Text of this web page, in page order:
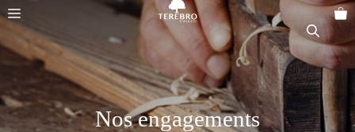
Aller
contenu
Nos engagements
Menu